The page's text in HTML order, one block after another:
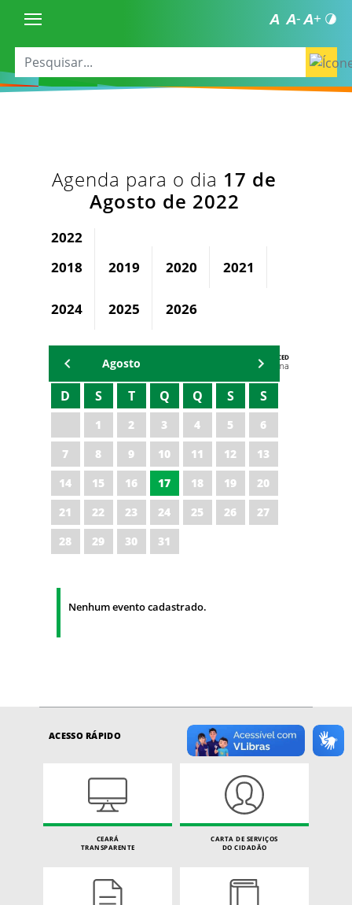
Agenda para o dia 17 de
Agosto de 2022
2022
2018
2019 2020 2021
2024 2025 2026
AGENDA DA CODED/CED
Vagna Lima
Agosto
D S T Q Q S S
1 2 3 4 5
6
7
8 9 10 11 12
13
14
15 16 17 18 19
20
21
22 23 24 25 26
27
28
29 30 31
Nenhum evento cadastrado.
ACESSO RÁPIDO
CEARÁ
TRANSPARENTE
CARTA DE SERVIÇOS
DO CIDADÃO